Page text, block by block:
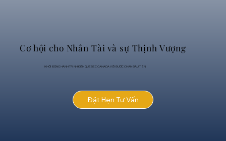
Cơ hội cho Nhân Tài và sự Thịnh Vượng
KHỞI ĐỘNG HÀNH TRÌNH ĐẾN QUÉBEC CANADA VỚI BƯỚC CHÂN ĐẦU TIÊN
Đặt Hẹn Tư Vấn